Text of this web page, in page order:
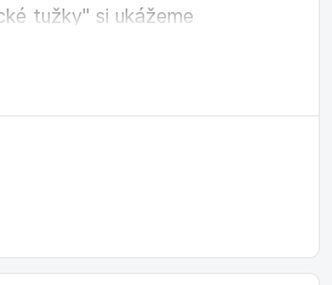
tužky" si ukážeme
požadavek, vyvolávání